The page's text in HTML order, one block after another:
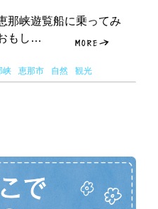
那峡遊覧船に乗ってみ
もし…
峡 恵那市 自然 観光